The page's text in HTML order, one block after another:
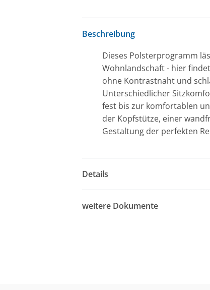
Beschreibung
Dieses Polsterprogramm
Wohnlandschaft - hier
ohne Kontrastnaht und
Unterschiedlicher
fest bis zur komfortablen
der Kopfstütze, einer
Gestaltung der perfekten
Details
weitere Dokumente